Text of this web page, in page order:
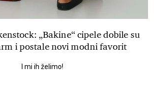
„Bakine“ cipele dobile su
i postale novi modni favorit
I mi ih želimo!